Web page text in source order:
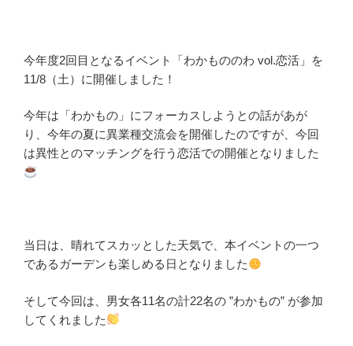
今年度2回目となるイベント「わかもののわ vol.恋活」を
11/8（土）に開催しました！
今年は「わかもの」にフォーカスしようとの話があが
り、今年の夏に異業種交流会を開催したのですが、今回
は異性とのマッチングを行う恋活での開催となりました
当日は、晴れてスカッとした天気で、本イベントの一つ
であるガーデンも楽しめる日となりました
そして今回は、男女各11名の計22名の ”わかもの” が参加
してくれました